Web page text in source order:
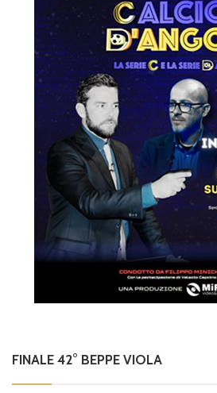
FINALE 42° BEPPE VIOLA